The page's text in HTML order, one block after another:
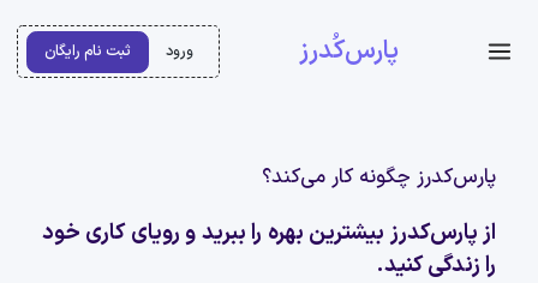
پارس‌کُدرز ورود ثبت نام رایگان
پارس‌کدرز چگونه کار می‌کند؟
از پارس‌کدرز بیشترین بهره را ببرید و رویای کاری خود
را زندگی کنید.